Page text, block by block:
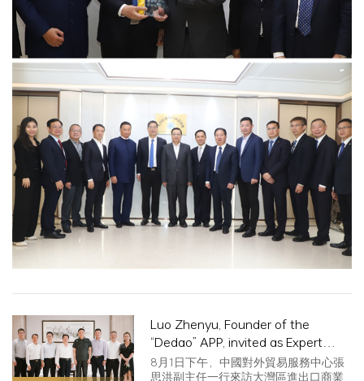
Luo Zhenyu, Founder of the
“Dedao” APP, invited as Expert
Consultant of the Chamber
8月1日下午，中國對外貿易服務中心張
思洪副主任一行來訪大灣區進出口商業